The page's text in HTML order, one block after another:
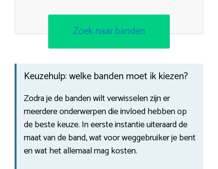
Zoek naar banden
Keuzehulp: welke banden moet ik kiezen?
Zodra je de banden wilt verwisselen zijn er
meerdere onderwerpen die invloed hebben op
de beste keuze. In eerste instantie uiteraard de
maat van de band, wat voor weggebruiker je bent
en wat het allemaal mag kosten.